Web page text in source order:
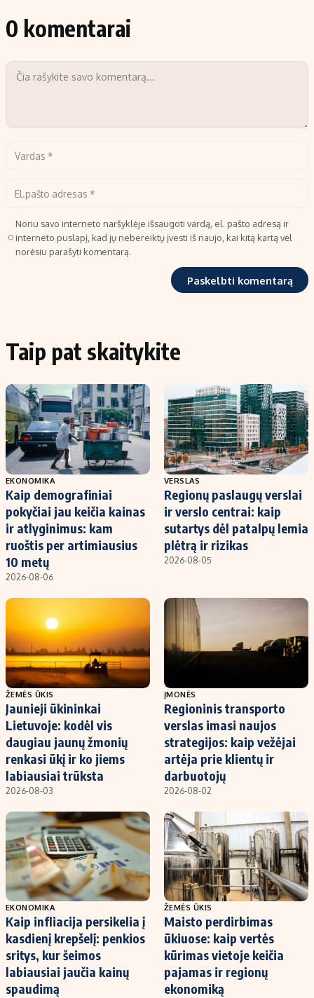
0 komentarai
Noriu savo interneto naršyklėje išsaugoti vardą, el. pašto adresą ir
interneto puslapį, kad jų nebereiktų įvesti iš naujo, kai kitą kartą vėl
norėsiu parašyti komentarą.
Taip pat skaitykite
EKONOMIKA
Kaip demografiniai
pokyčiai jau keičia kainas
ir atlyginimus: kam
ruoštis per artimiausius
10 metų
2026-08-06
VERSLAS
Regionų paslaugų verslai
ir verslo centrai: kaip
sutartys dėl patalpų lemia
plėtrą ir rizikas
2026-08-05
ŽEMĖS ŪKIS
Jaunieji ūkininkai
Lietuvoje: kodėl vis
daugiau jaunų žmonių
renkasi ūkį ir ko jiems
labiausiai trūksta
2026-08-03
ĮMONĖS
Regioninis transporto
verslas imasi naujos
strategijos: kaip vežėjai
artėja prie klientų ir
darbuotojų
2026-08-02
EKONOMIKA
Kaip infliacija persikelia į
kasdienį krepšelį: penkios
sritys, kur šeimos
labiausiai jaučia kainų
spaudimą
ŽEMĖS ŪKIS
Maisto perdirbimas
ūkiuose: kaip vertės
kūrimas vietoje keičia
pajamas ir regionų
ekonomiką